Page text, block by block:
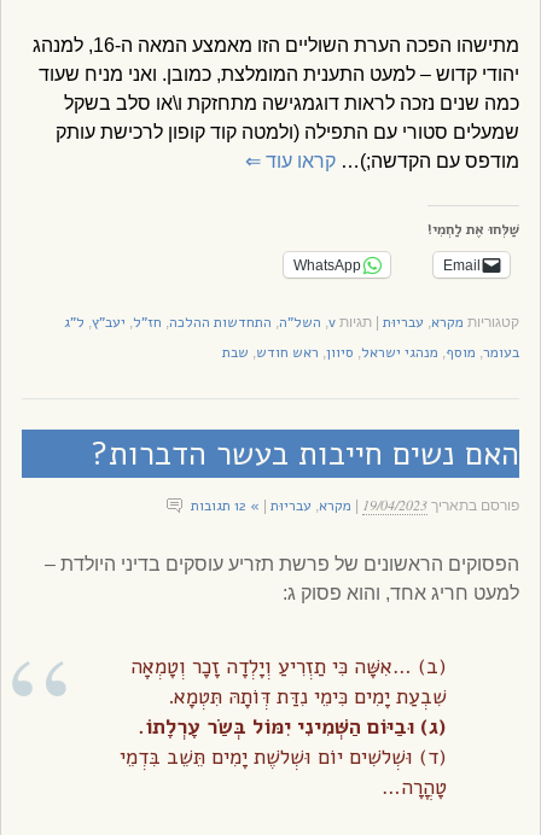
מתישהו הפכה הערת השוליים הזו מאמצע המאה ה-16, למנהג
יהודי קדוש – למעט התענית המומלצת, כמובן. ואני מניח שעוד
כמה שנים נזכה לראות דוגמגישה מתחזקת ו\או סלב בשקל
שמעלים סטורי עם התפילה (ולמטה קוד קופון לרכישת עותק
מודפס עם הקדשה;)… קראו עוד⇐
שַׁלְּחוּ אֶת לַחְמִי!
Email
WhatsApp
קטגוריות מקרא עבריוּת |תגיותv השל"ה התחדשות ההלכה חז"ל יעב"ץ ל"ג
בעומר מוסף מנהגי ישראל סיוון ראש חודש שבת
האם נשים חייבות בעשר הדברות?
פורסם בתאריך19/04/2023
| מקרא עבריוּת | » 12 תגובות
הפסוקים הראשונים של פרשת תזריע עוסקים בדיני היולדת –
למעט חריג אחד, והוא פסוק ג:
(ב) …אִשָּׁה כִּי תַזְרִיעַ וְיָלְדָה זָכָר וְטָמְאָה
שִׁבְעַת יָמִים כִּימֵי נִדַּת דְּו‍ֹתָהּ תִּטְמָא.
(ג) וּבַיּוֹם הַשְּׁמִינִי יִמּוֹל בְּשַׂר עָרְלָתוֹ.
(ד) וּשְׁלֹשִׁים יוֹם וּשְׁלֹשֶׁת יָמִים תֵּשֵׁב בִּדְמֵי
טָהֳרָה…